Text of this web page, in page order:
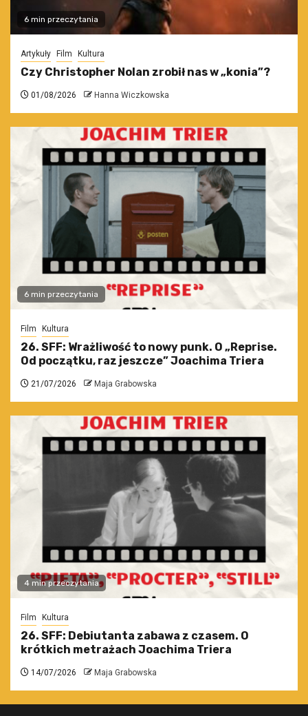
6 min przeczytania
Artykuły Film Kultura
Czy Christopher Nolan zrobił nas w „konia”?
01/08/2026 Hanna Wiczkowska
6 min przeczytania
Film Kultura
26. SFF: Wrażliwość to nowy punk. O „Reprise.
Od początku, raz jeszcze” Joachima Triera
21/07/2026 Maja Grabowska
4 min przeczytania
Film Kultura
26. SFF: Debiutanta zabawa z czasem. O
krótkich metrażach Joachima Triera
14/07/2026 Maja Grabowska